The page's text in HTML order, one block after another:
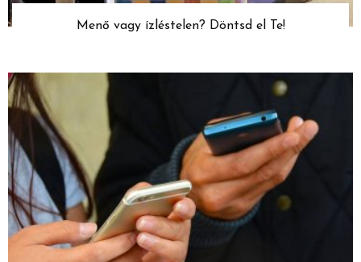
Menő vagy ízléstelen? Döntsd el Te!